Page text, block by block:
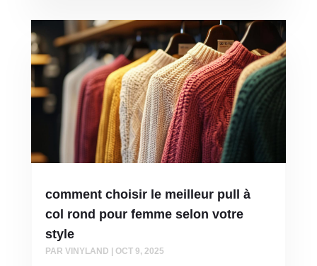
comment choisir le meilleur pull à
col rond pour femme selon votre
style
PAR VINYLAND OCT 9, 2025